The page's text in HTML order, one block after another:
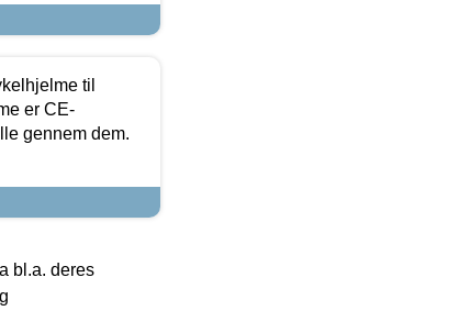
til
er CE-
gennem dem.
bl.a. deres